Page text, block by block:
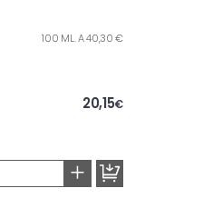
100 ML. A 40,30 €
20,15€
+